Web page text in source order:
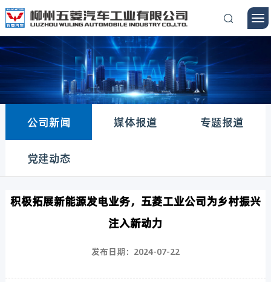
公司新闻 媒体报道 专题报道
党建动态
积极拓展新能源发电业务，五菱工业公司为乡村振兴
注入新动力
发布日期：2024-07-22